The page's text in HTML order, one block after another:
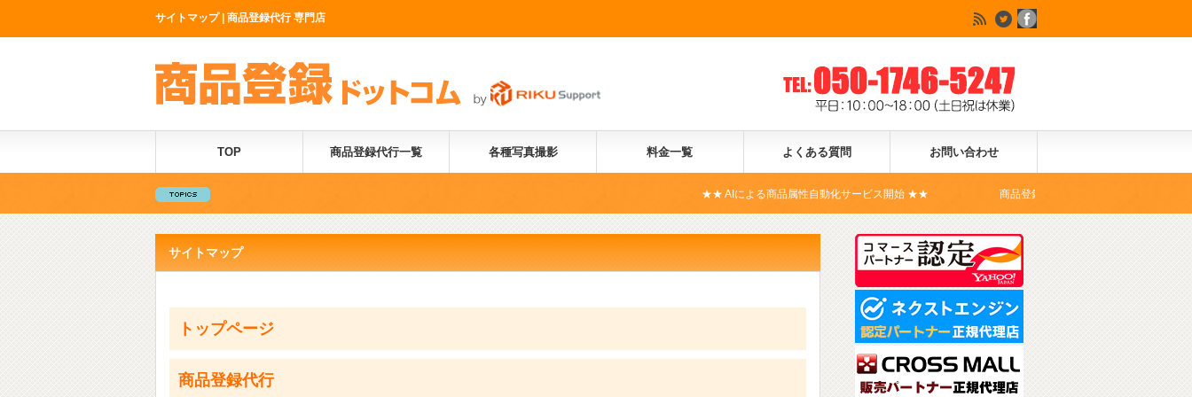
サイトマップ | 商品登録代行 専門店
TOP 商品登録代行一覧 各種写真撮影 料金一覧 よくある質問 お問い合わせ
★★ AIによる商品属性自動化サービス開始 ★★ 商品登録ドットコムは、Yahoo!ショッピングの公式
サイトマップ
トップページ
商品登録代行